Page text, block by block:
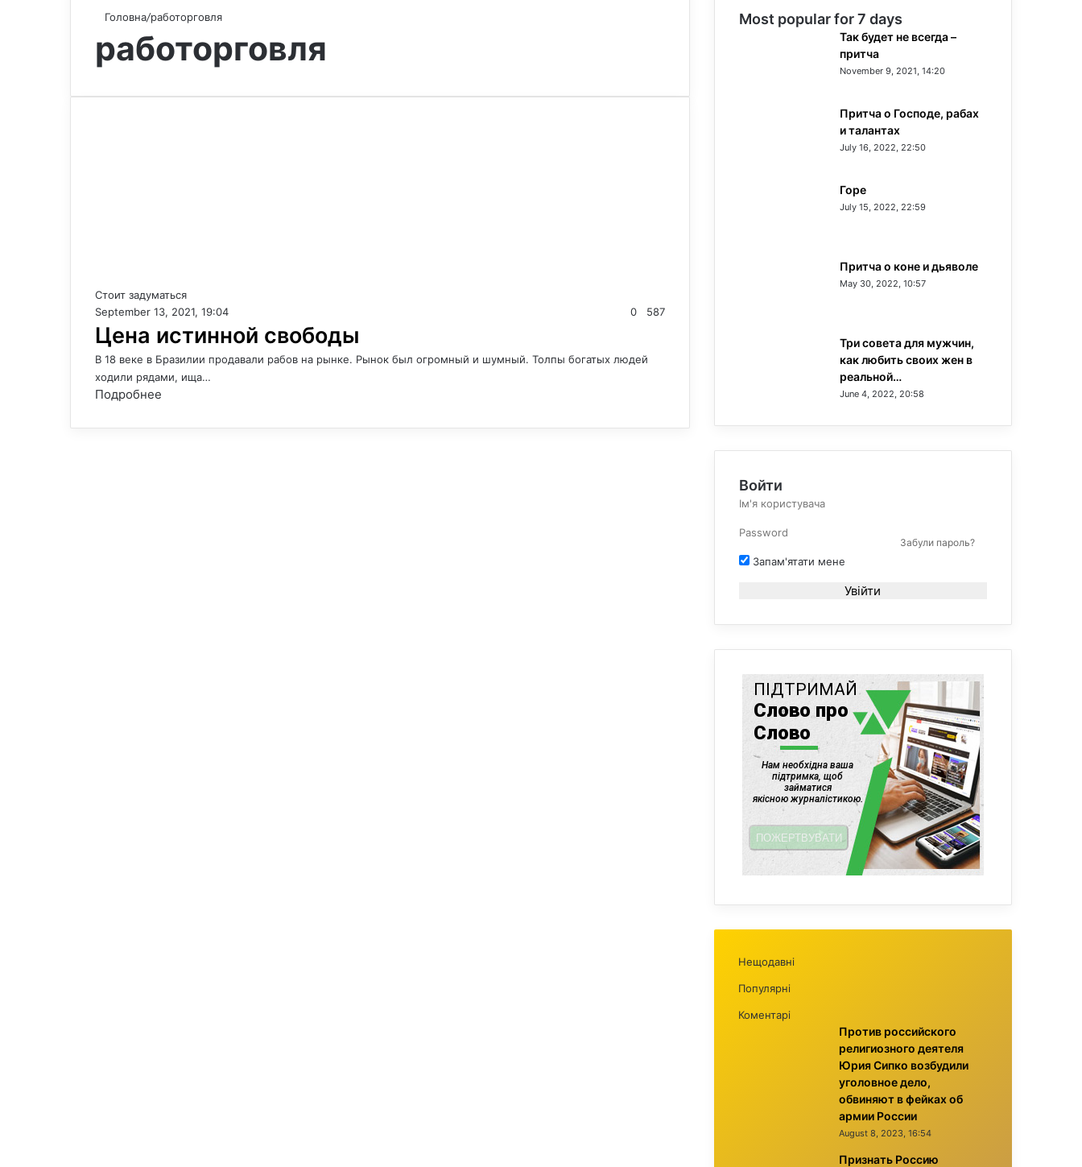
Головна/работорговля
работорговля
Стоит задуматься
September 13, 2021, 19:04
0 587
Цена истинной свободы
В 18 веке в Бразилии продавали рабов на рынке. Рынок был огромный и шумный. Толпы богатых людей
ходили рядами, ища…
Подробнее
Most popular for 7 days
Так будет не всегда –
притча
November 9, 2021, 14:20
Притча о Господе, рабах
и талантах
July 16, 2022, 22:50
Горе
July 15, 2022, 22:59
Притча о коне и дьяволе
May 30, 2022, 10:57
Три совета для мужчин,
как любить своих жен в
реальной…
June 4, 2022, 20:58
Войти
Забули пароль?
Запам'ятати мене
Увійти
Нещодавні
Популярні
Коментарі
Против российского
религиозного деятеля
Юрия Сипко возбудили
уголовное дело,
обвиняют в фейках об
армии России
August 8, 2023, 16:54
Признать Россию